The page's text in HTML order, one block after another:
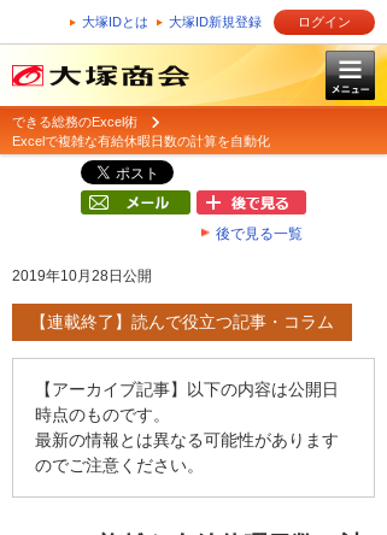
大塚IDとは 大塚ID新規登録 ログイン
できる総務のExcel術
Excelで複雑な有給休暇日数の計算を自動化
後で見る一覧
2019年10月28日公開
【連載終了】読んで役立つ記事・コラム
【アーカイブ記事】以下の内容は公開日
時点のものです。
最新の情報とは異なる可能性があります
のでご注意ください。